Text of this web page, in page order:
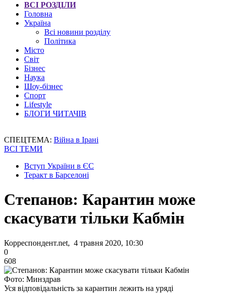
ВСІ РОЗДІЛИ
Головна
Україна
Всі новини розділу
Політика
Місто
Світ
Бізнес
Наука
Шоу-бізнес
Спорт
Lifestyle
БЛОГИ ЧИТАЧІВ
СПЕЦТЕМА: Війна в Ірані
ВСІ ТЕМИ
Вступ України в ЄС
Теракт в Барселоні
Степанов: Карантин може
скасувати тільки Кабмін
Корреспондент.net, 4 травня 2020, 10:30
0
608
Фото: Минздрав
Уся відповідальність за карантин лежить на уряді